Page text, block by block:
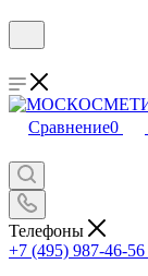
Сравнение0
Телефоны
+7 (495) 987-46-56